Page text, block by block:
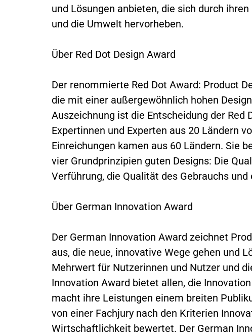
und Lösungen anbieten, die sich durch
und die Umwelt hervorheben.
Über Red Dot Design Award
Der renommierte Red Dot Award: Product
die mit einer außergewöhnlich hohen
Auszeichnung ist die Entscheidung der Red
Expertinnen und Experten aus 20 Ländern
Einreichungen kamen aus 60 Ländern. Sie
vier Grundprinzipien guten Designs: Die
Verführung, die Qualität des Gebrauchs
Über German Innovation Award
Der German Innovation Award zeichnet
aus, die neue, innovative Wege gehen und
Mehrwert für Nutzerinnen und Nutzer und
Innovation Award bietet allen, die
macht ihre Leistungen einem breiten
von einer Fachjury nach den Kriterien
Wirtschaftlichkeit bewertet. Der German